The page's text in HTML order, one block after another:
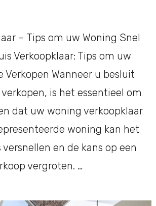
– Tips om uw Woning Snel
Verkoopklaar: Tips om uw
Verkopen Wanneer u besluit
is het essentieel om
dat uw woning verkoopklaar
woning kan het
en de kans op een
vergroten. …